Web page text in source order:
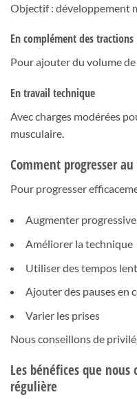
Objectif : développement
En complément des tractions
Pour ajouter du volume
En travail technique
Avec charges modérées
musculaire.
Comment progresser
Pour progresser
Augmenter
Améliorer la technique
Utiliser des tempos
Ajouter des pauses en
Varier les prises
Nous conseillons de
Les bénéfices que
régulière